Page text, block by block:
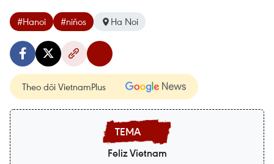
#Hanoi #niños Ha Noi
Theo dõi VietnamPlus
Feliz Vietnam